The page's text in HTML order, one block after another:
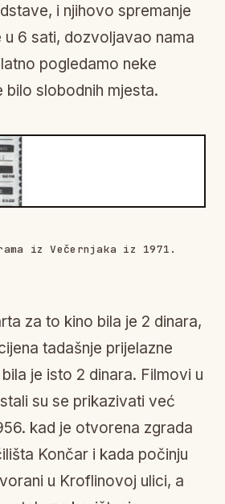
i njihovo spremanje
6 sati, dozvoljavao nama
pogledamo neke
bilo slobodnih mjesta.
iz Večernjaka iz 1971.
za to kino bila je 2 dinara,
tadašnje prijelazne
je isto 2 dinara. Filmovi u
su se prikazivati već
kad je otvorena zgrada
Končar i kada počinju
u Kroflinovoj ulici, a